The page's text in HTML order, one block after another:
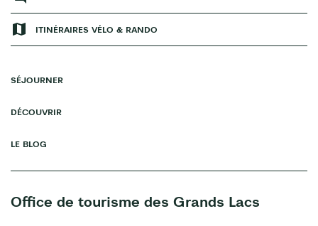
ITINÉRAIRES VÉLO & RANDO
SÉJOURNER
DÉCOUVRIR
LE BLOG
Office de tourisme des Grands Lacs